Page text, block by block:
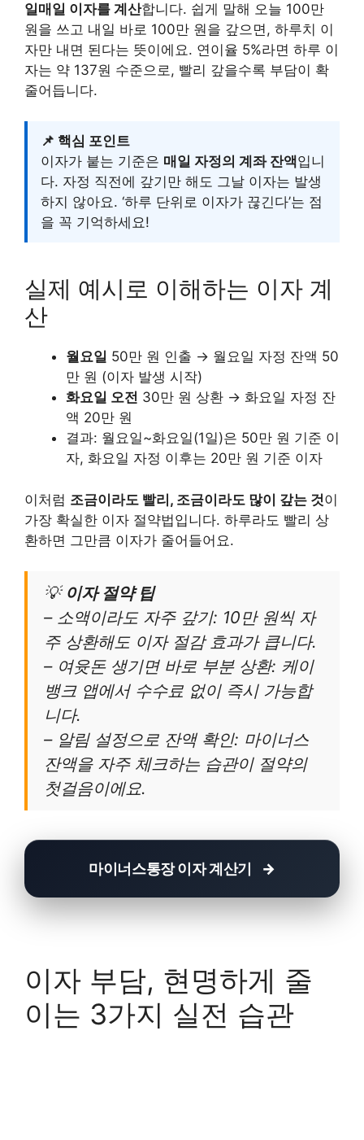
일매일 이자를 계산합니다. 쉽게 말해 오늘 100만
원을 쓰고 내일 바로 100만 원을 갚으면, 하루치 이
자만 내면 된다는 뜻이에요. 연이율 5%라면 하루 이
자는 약 137원 수준으로, 빨리 갚을수록 부담이 확
줄어듭니다.
📌 핵심 포인트
이자가 붙는 기준은 매일 자정의 계좌 잔액입니
다. 자정 직전에 갚기만 해도 그날 이자는 발생
하지 않아요. ‘하루 단위로 이자가 끊긴다’는 점
을 꼭 기억하세요!
실제 예시로 이해하는 이자 계
산
월요일 50만 원 인출 → 월요일 자정 잔액 50
만 원 (이자 발생 시작)
화요일 오전 30만 원 상환 → 화요일 자정 잔
액 20만 원
결과: 월요일~화요일(1일)은 50만 원 기준 이
자, 화요일 자정 이후는 20만 원 기준 이자
이처럼 조금이라도 빨리, 조금이라도 많이 갚는 것이
가장 확실한 이자 절약법입니다. 하루라도 빨리 상
환하면 그만큼 이자가 줄어들어요.
💡 이자 절약 팁
– 소액이라도 자주 갚기: 10만 원씩 자
주 상환해도 이자 절감 효과가 큽니다.
– 여윳돈 생기면 바로 부분 상환: 케이
뱅크 앱에서 수수료 없이 즉시 가능합
니다.
– 알림 설정으로 잔액 확인: 마이너스
잔액을 자주 체크하는 습관이 절약의
첫걸음이에요.
마이너스통장 이자 계산기
이자 부담, 현명하게 줄
이는 3가지 실전 습관